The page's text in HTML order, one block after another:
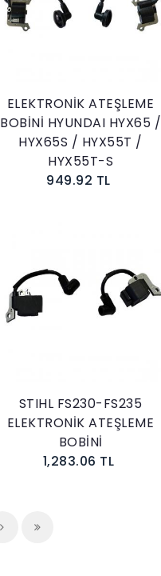
Sepete Ekle
ELEKTRONİK ATEŞLEME
BOBİNİ HYUNDAI HYX65 /
HYX65S / HYX55T /
HYX55T-S
949.92 TL
Sepete Ekle
STIHL FS230-FS235
ELEKTRONİK ATEŞLEME
BOBİNİ
1,283.06 TL